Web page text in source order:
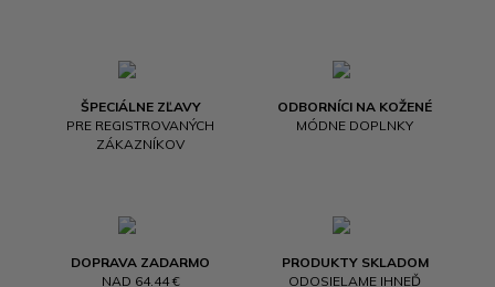
ŠPECIÁLNE ZĽAVY
PRE REGISTROVANÝCH
ZÁKAZNÍKOV
ODBORNÍCI NA KOŽENÉ
MÓDNE DOPLNKY
DOPRAVA ZADARMO
NAD 64.44 €
PRODUKTY SKLADOM
ODOSIELAME IHNEĎ